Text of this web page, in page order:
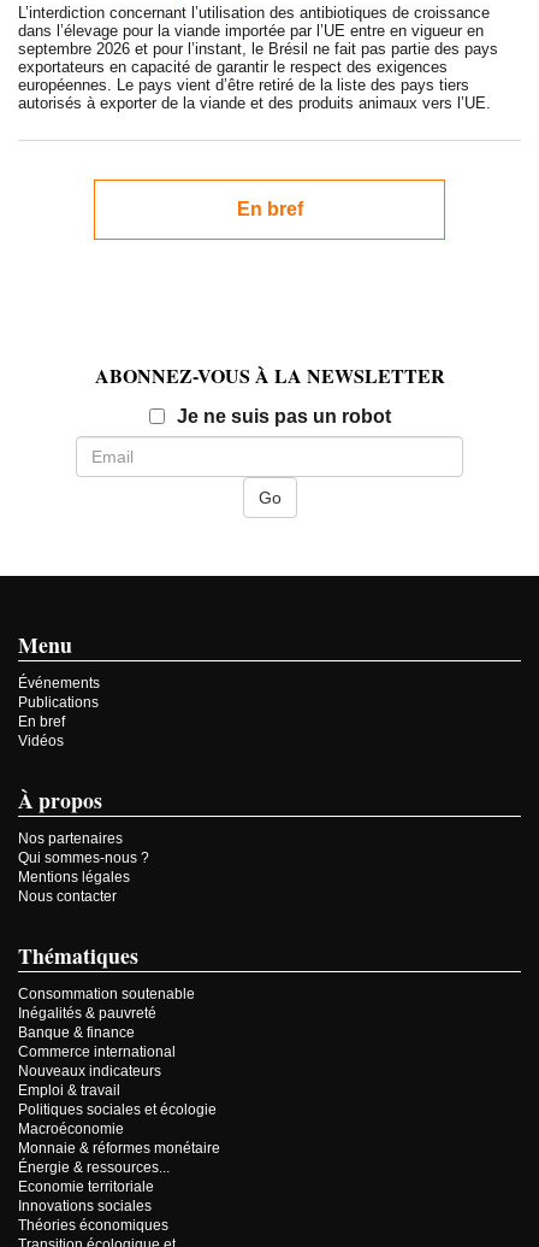
L’interdiction concernant l’utilisation des antibiotiques de croissance
dans l’élevage pour la viande importée par l’UE entre en vigueur en
septembre 2026 et pour l’instant, le Brésil ne fait pas partie des pays
exportateurs en capacité de garantir le respect des exigences
européennes. Le pays vient d’être retiré de la liste des pays tiers
autorisés à exporter de la viande et des produits animaux vers l’UE.
En bref
ABONNEZ-VOUS À LA NEWSLETTER
Je ne suis pas un robotEmail
Menu
Événements
Publications
En bref
Vidéos
À propos
Nos partenaires
Qui sommes-nous ?
Mentions légales
Nous contacter
Thématiques
Consommation soutenable
Inégalités & pauvreté
Banque & finance
Commerce international
Nouveaux indicateurs
Emploi & travail
Politiques sociales et écologie
Macroéconomie
Monnaie & réformes monétaire
Énergie & ressources...
Economie territoriale
Innovations sociales
Théories économiques